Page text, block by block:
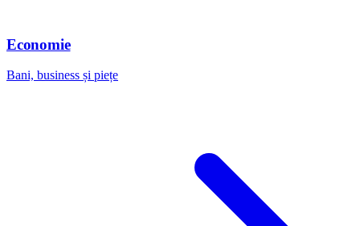
Economie
Bani, business și piețe